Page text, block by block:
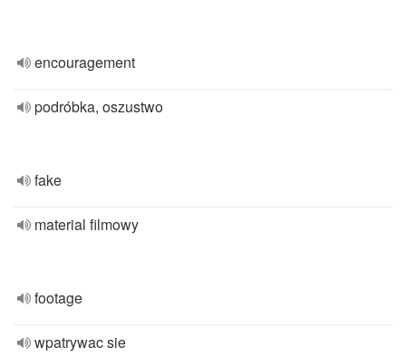
encouragement
podróbka, oszustwo
fake
material filmowy
footage
wpatrywac sie